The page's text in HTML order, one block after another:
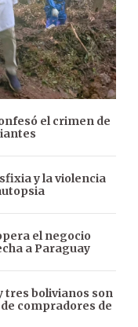
el crimen de
y la violencia
el negocio
a Paraguay
tres bolivianos son
compradores de